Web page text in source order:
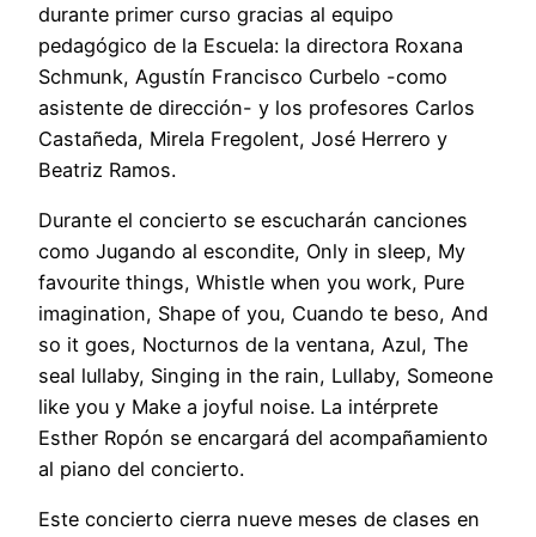
durante primer curso gracias al equipo
pedagógico de la Escuela: la directora Roxana
Schmunk, Agustín Francisco Curbelo -como
asistente de dirección- y los profesores Carlos
Castañeda, Mirela Fregolent, José Herrero y
Beatriz Ramos.
Durante el concierto se escucharán canciones
como Jugando al escondite, Only in sleep, My
favourite things, Whistle when you work, Pure
imagination, Shape of you, Cuando te beso, And
so it goes, Nocturnos de la ventana, Azul, The
seal lullaby, Singing in the rain, Lullaby, Someone
like you y Make a joyful noise. La intérprete
Esther Ropón se encargará del acompañamiento
al piano del concierto.
Este concierto cierra nueve meses de clases en